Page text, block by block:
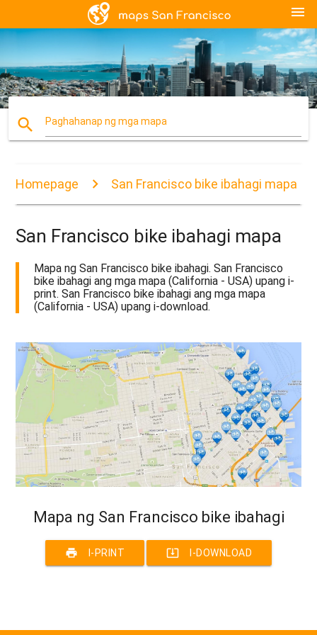
menu
search Paghahanap ng mga mapa
Homepage San Francisco bike ibahagi mapa
San Francisco bike ibahagi mapa
Mapa ng San Francisco bike ibahagi. San Francisco
bike ibahagi ang mga mapa (California - USA) upang i-
print. San Francisco bike ibahagi ang mga mapa
(California - USA) upang i-download.
Mapa ng San Francisco bike ibahagi
print I-PRINT system_update_alt I-DOWNLOAD